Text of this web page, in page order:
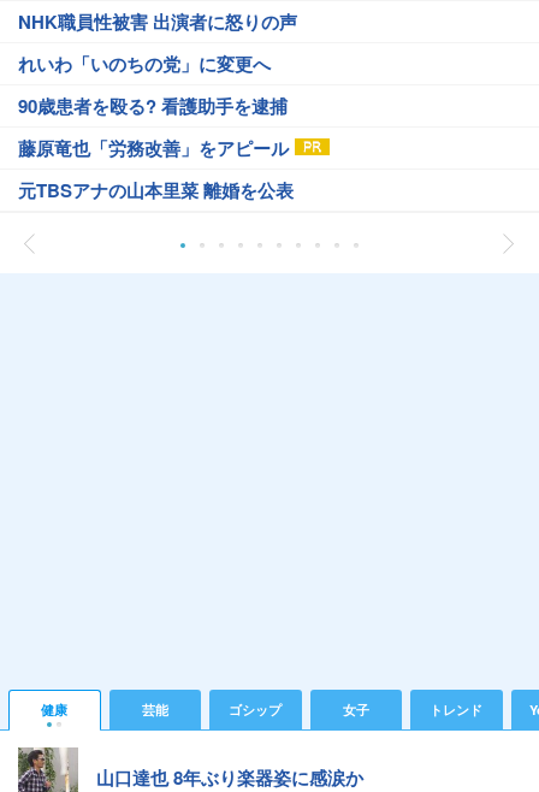
NHK職員性被害 出演者に怒りの声
れいわ「いのちの党」に変更へ
90歳患者を殴る? 看護助手を逮捕
藤原竜也「労務改善」をアピール
元TBSアナの山本里菜 離婚を公表
健康 芸能 ゴシップ 女子 トレンド
山口達也 8年ぶり楽器姿に感涙か